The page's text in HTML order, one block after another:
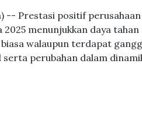
-- Prestasi positif
2025 menunjukkan daya tahan
walaupun terdapat
perubahan dalam